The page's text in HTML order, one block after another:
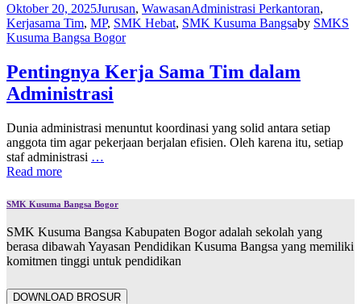
Oktober 20, 2025Jurusan, WawasanAdministrasi Perkantoran,
Kerjasama Tim, MP, SMK Hebat, SMK Kusuma Bangsaby SMKS
Kusuma Bangsa Bogor
Pentingnya Kerja Sama Tim dalam
Administrasi
Dunia administrasi menuntut koordinasi yang solid antara setiap
anggota tim agar pekerjaan berjalan efisien. Oleh karena itu, setiap
staf administrasi …
Read more
SMK Kusuma Bangsa Bogor
SMK Kusuma Bangsa Kabupaten Bogor adalah sekolah yang
berasa dibawah Yayasan Pendidikan Kusuma Bangsa yang memiliki
komitmen tinggi untuk pendidikan
DOWNLOAD BROSUR